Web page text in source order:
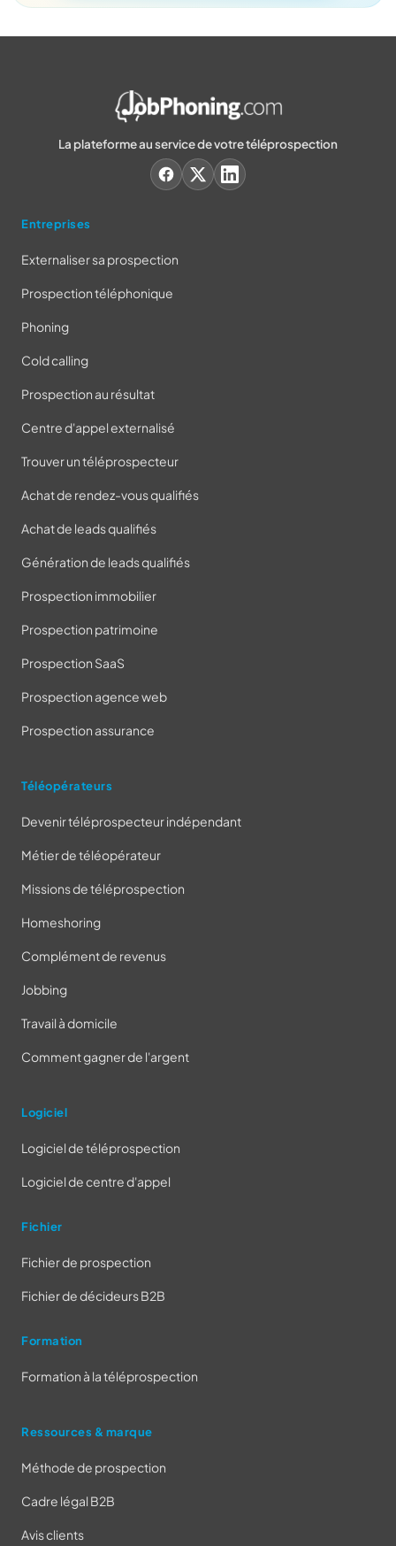
La plateforme au service de votre téléprospection
Entreprises
Externaliser sa prospection
Prospection téléphonique
Phoning
Cold calling
Prospection au résultat
Centre d'appel externalisé
Trouver un téléprospecteur
Achat de rendez-vous qualifiés
Achat de leads qualifiés
Génération de leads qualifiés
Prospection immobilier
Prospection patrimoine
Prospection SaaS
Prospection agence web
Prospection assurance
Téléopérateurs
Devenir téléprospecteur indépendant
Métier de téléopérateur
Missions de téléprospection
Homeshoring
Complément de revenus
Jobbing
Travail à domicile
Comment gagner de l'argent
Logiciel
Logiciel de téléprospection
Logiciel de centre d'appel
Fichier
Fichier de prospection
Fichier de décideurs B2B
Formation
Formation à la téléprospection
Ressources & marque
Méthode de prospection
Cadre légal B2B
Avis clients